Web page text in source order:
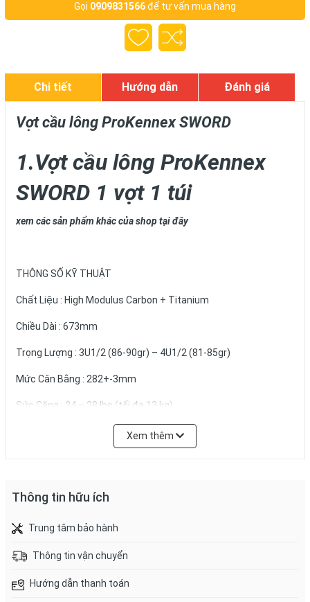
Gọi 0909831566để tư vấn mua hàng
Chi tiết Hướng dẫn Đánh giá
Vợt cầu lông ProKennex SWORD
1.Vợt cầu lông ProKennex
SWORD 1 vợt 1 túi
xem các sản phẩm khác của shop tại đây
THÔNG SỐ KỸ THUẬT
Chất Liệu : High Modulus Carbon + Titanium
Chiều Dài : 673mm
Trọng Lượng : 3U1/2 (86-90gr) – 4U1/2 (81-85gr)
Mức Cân Bằng : 282+-3mm
Sức Căng : 24 – 28 lbs (tối đa 13 kg)
Công Nghệ : Titanium Aerodynamic Restitution
Dòng vợt ProKennex SWORD
Xem thêm
Thông tin hữu ích
Trung tâm bảo hành
Thông tin vận chuyển
Hướng dẫn thanh toán